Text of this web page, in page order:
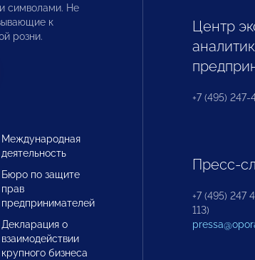
символами. Не
к
розни.
Международная
деятельность
Бюро по защите
прав
предпринимателей
Декларация о
взаимодействии
крупного бизнеса
Центр
+7 (495) 247-
Пресс-
+7 (495) 247
113)